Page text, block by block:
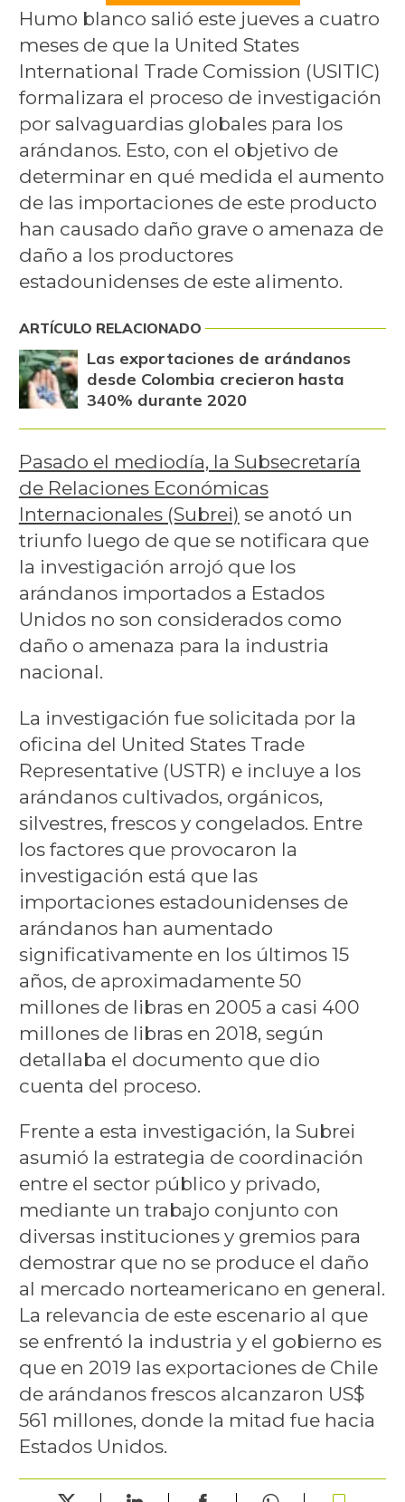
Humo blanco salió este jueves a cuatro
meses de que la United States
International Trade Comission (USITIC)
formalizara el proceso de investigación
por salvaguardias globales para los
arándanos. Esto, con el objetivo de
determinar en qué medida el aumento
de las importaciones de este producto
han causado daño grave o amenaza de
daño a los productores
estadounidenses de este alimento.
ARTÍCULO RELACIONADO
Las exportaciones de arándanos
desde Colombia crecieron hasta
340% durante 2020
Pasado el mediodía, la Subsecretaría
de Relaciones Económicas
Internacionales (Subrei) se anotó un
triunfo luego de que se notificara que
la investigación arrojó que los
arándanos importados a Estados
Unidos no son considerados como
daño o amenaza para la industria
nacional.
La investigación fue solicitada por la
oficina del United States Trade
Representative (USTR) e incluye a los
arándanos cultivados, orgánicos,
silvestres, frescos y congelados. Entre
los factores que provocaron la
investigación está que las
importaciones estadounidenses de
arándanos han aumentado
significativamente en los últimos 15
años, de aproximadamente 50
millones de libras en 2005 a casi 400
millones de libras en 2018, según
detallaba el documento que dio
cuenta del proceso.
Frente a esta investigación, la Subrei
asumió la estrategia de coordinación
entre el sector público y privado,
mediante un trabajo conjunto con
diversas instituciones y gremios para
demostrar que no se produce el daño
al mercado norteamericano en general.
La relevancia de este escenario al que
se enfrentó la industria y el gobierno es
que en 2019 las exportaciones de Chile
de arándanos frescos alcanzaron US$
561 millones, donde la mitad fue hacia
Estados Unidos.